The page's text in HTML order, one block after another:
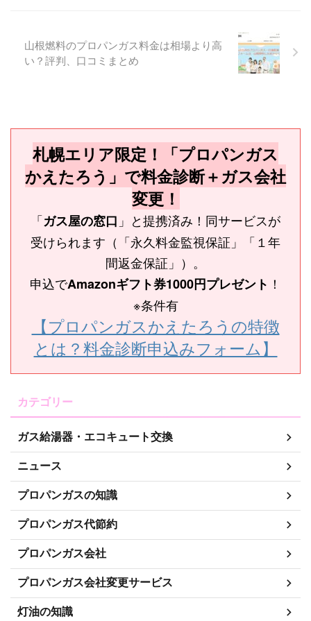
山根燃料のプロパンガス料金は相場より高
い？評判、口コミまとめ
札幌エリア限定！「プロパンガス
かえたろう」で料金診断＋ガス会社
変更！
「ガス屋の窓口 」と提携済み！同サービスが
受けられます（「永久料金監視保証」「１年
間返金保証」）。
申込でAmazonギフト券1000円プレゼント ！
※条件有
【プロパンガスかえたろうの特徴
とは？料金診断申込みフォーム】
カテゴリー
ガス給湯器・エコキュート交換
ニュース
プロパンガスの知識
プロパンガス代節約
プロパンガス会社
プロパンガス会社変更サービス
灯油の知識